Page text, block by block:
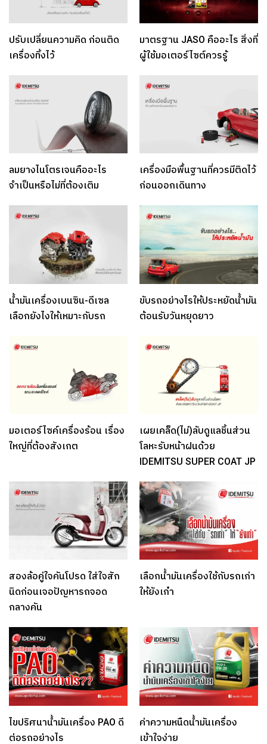
ปรับเปลี่ยนความคิด ก่อนติด
เครื่องทิ้งไว้
มาตรฐาน JASO คืออะไร สิ่งที่
ผู้ใช้มอเตอร์ไซต์ควรรู้
ลมยางไนโตรเจนคืออะไร
จำเป็นหรือไม่ที่ต้องเติม
เครื่องมือพื้นฐานที่ควรมีติดไว้
ก่อนออกเดินทาง
น้ำมันเครื่องเบนซิน-ดีเซล
เลือกยังไงให้เหมาะกับรถ
ขับรถอย่างไรให้ประหยัดน้ำมัน
ต้อนรับวันหยุดยาว
มอเตอร์ไซค์เครื่องร้อน เรื่อง
ใหญ่ที่ต้องสังเกต
เผยเคล็ด(ไม่)ลับดูแลชิ้นส่วน
โลหะรับหน้าฝนด้วย
IDEMITSU SUPER COAT JP
สองล้อคู่ใจคันโปรด ใส่ใจสัก
นิดก่อนเจอปัญหารถจอด
กลางคัน
เลือกน้ำมันเครื่องใช้กับรถเก่า
ให้ยังเก๋า
ไขปริศนาน้ำมันเครื่อง PAO ดี
ต่อรถอย่างไร
ค่าความหนืดน้ำมันเครื่อง
เข้าใจง่าย